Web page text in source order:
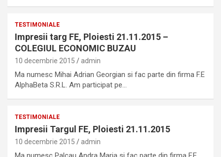
TESTIMONIALE
Impresii targ FE, Ploiesti 21.11.2015 –
COLEGIUL ECONOMIC BUZAU
10 decembrie 2015 admin
Ma numesc Mihai Adrian Georgian si fac parte din firma F.E
AlphaBeta S.R.L. Am participat pe…
TESTIMONIALE
Impresii Targul FE, Ploiesti 21.11.2015
10 decembrie 2015 admin